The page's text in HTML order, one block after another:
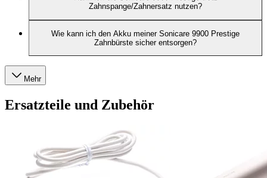
Zahnspange/Zahnersatz nutzen?
Wie kann ich den Akku meiner Sonicare 9900 Prestige
Zahnbürste sicher entsorgen?
Mehr
Ersatzteile und Zubehör